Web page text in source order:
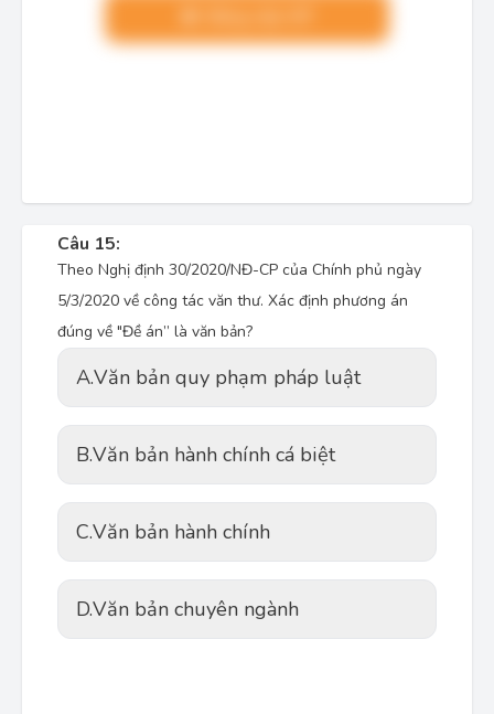
Câu 15:
Theo Nghị định 30/2020/NĐ-CP của Chính phủ ngày
5/3/2020 về công tác văn thư. Xác định phương án
đúng về "Đề án” là văn bản?
A.Văn bản quy phạm pháp luật
B.Văn bản hành chính cá biệt
C.Văn bản hành chính
D.Văn bản chuyên ngành